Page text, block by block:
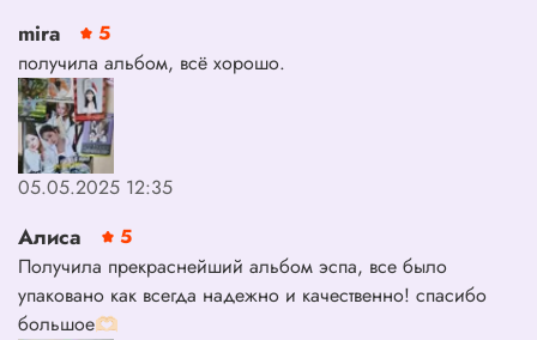
mira
5
получила альбом, всё хорошо.
05.05.2025 12:35
Алиса
5
Получила прекраснейший альбом эспа, все было
упаковано как всегда надежно и качественно! спасибо
большое🫶🏻